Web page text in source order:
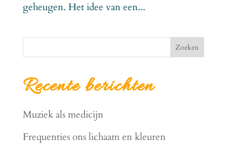
geheugen. Het idee van een...
Zoeken
Recente berichten
Muziek als medicijn
Frequenties ons lichaam en kleuren